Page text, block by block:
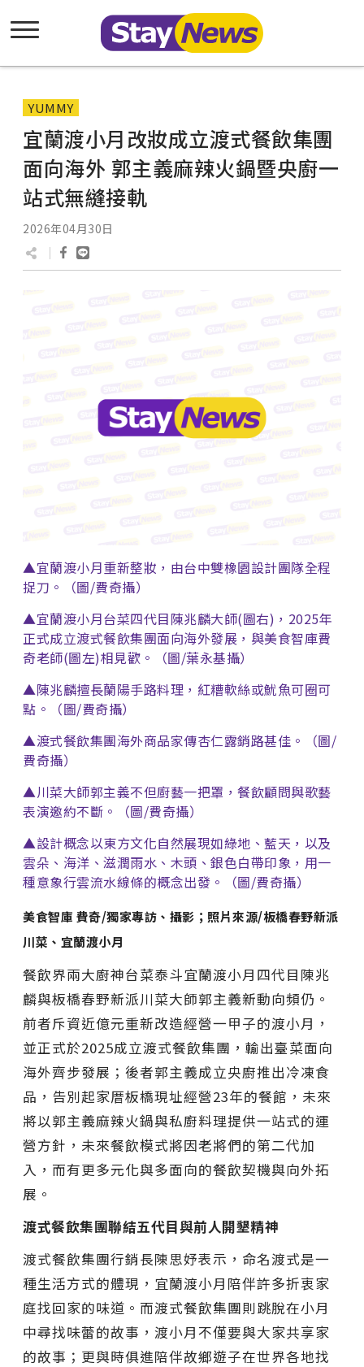
YUMMY
宜蘭渡小月改妝成立渡式餐飲集團
面向海外 郭主義麻辣火鍋暨央廚一
站式無縫接軌
2026年04月30日
▲宜蘭渡小月重新整妝，由台中雙橡園設計團隊全程
捉刀。（圖/費奇攝）
▲宜蘭渡小月台菜四代目陳兆麟大師(圖右)，2025年
正式成立渡式餐飲集團面向海外發展，與美食智庫費
奇老師(圖左)相見歡。（圖/葉永基攝）
▲陳兆麟擅長蘭陽手路料理，紅糟軟絲或魷魚可圈可
點。（圖/費奇攝）
▲渡式餐飲集團海外商品家傳杏仁露銷路甚佳。（圖/
費奇攝）
▲川菜大師郭主義不但廚藝一把罩，餐飲顧問與歌藝
表演邀約不斷。（圖/費奇攝）
▲設計概念以東方文化自然展現如綠地、藍天，以及
雲朵、海洋、滋潤雨水、木頭、銀色白帶印象，用一
種意象行雲流水線條的概念出發。（圖/費奇攝）
美食智庫 費奇/獨家專訪、攝影；照片來源/板橋春野新派
川菜、宜蘭渡小月
餐飲界兩大廚神台菜泰斗宜蘭渡小月四代目陳兆
麟與板橋春野新派川菜大師郭主義新動向頻仍。
前者斥資近億元重新改造經營一甲子的渡小月，
並正式於2025成立渡式餐飲集團，輸出臺菜面向
海外齊步發展；後者郭主義成立央廚推出冷凍食
品，告別起家厝板橋現址經營23年的餐館，未來
將以郭主義麻辣火鍋與私廚料理提供一站式的運
營方針，未來餐飲模式將因老將們的第二代加
入，而有更多元化與多面向的餐飲契機與向外拓
展。
渡式餐飲集團聯結五代目與前人開墾精神
渡式餐飲集團行銷長陳思妤表示，命名渡式是一
種生活方式的體現，宜蘭渡小月陪伴許多折衷家
庭找回家的味道。而渡式餐飲集團則跳脫在小月
中尋找味蕾的故事，渡小月不僅要與大家共享家
的故事；更與時俱進陪伴故鄉遊子在世界各地找